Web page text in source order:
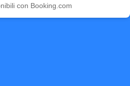
con Booking.com